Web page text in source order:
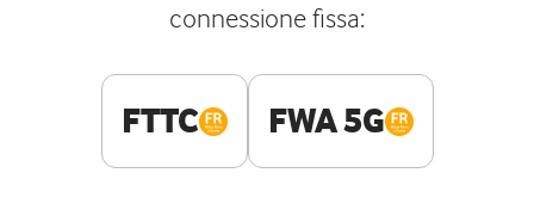
connessione fissa:
FTTC FWA 5G